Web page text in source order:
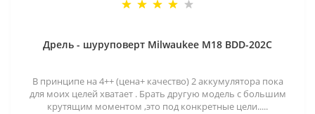
Дрель - шуруповерт Milwaukee M18 BDD-202C
В принципе на 4++ (цена+ качество) 2 аккумулятора пока
для моих целей хватает . Брать другую модель с большим
крутящим моментом ,это под конкретные цели.....